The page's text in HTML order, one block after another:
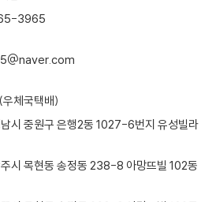
3965
체국택배)
시 중원구 은행2동 1027-6번지 유성빌라
시 목현동 송정동 238-8 아망뜨빌 102동